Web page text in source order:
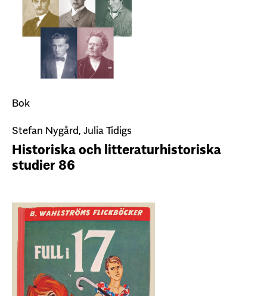
Bok
Stefan Nygård, Julia Tidigs
Historiska och litteraturhistoriska
studier 86